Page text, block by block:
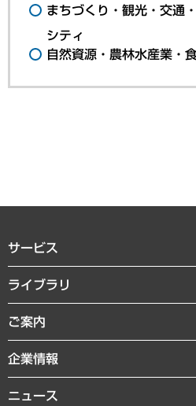
まちづくり・観光・交通
シティ
自然資源・農林水産業・
サービス
経営戦略
組織・人事戦略
デジタルイノベーション
共生・ダイバーシティ
ライブラリ
経済調査
レポート
コラム
ご案内
セミナー・イベント情報
MUFGビジネスセミナー
受託案件情報
企業情報
私たちの想い
ニュース